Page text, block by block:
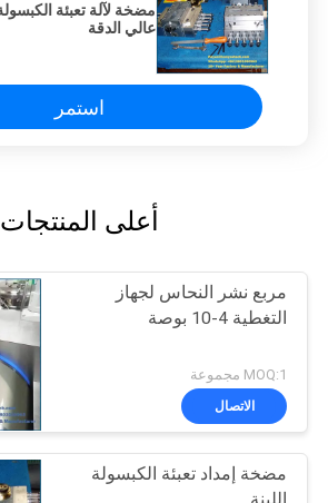
عالي الدقة
استمر
أعلى المنتجات
مربع نشر النحاس لجهاز
التغطية 4-10 بوصة
MOQ:1 مجموعة
الاتصال
مضخة إمداد تعبئة الكبسولة